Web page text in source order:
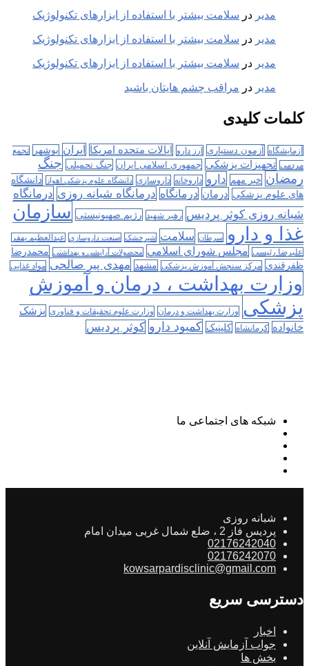
مدیر در سلامت بیشتر با استفاده از ابزارهای تکنولوژیک
مدیر در سلامت بیشتر با استفاده از ابزارهای تکنولوژیک
مدیر در سلامت بیشتر با استفاده از ابزارهای تکنولوژیک
مدیر در مراقب چشم هایتان باشید
کلمات کلیدی
آزمایشگاه آزمون دستیاری ارز دارو ایالات متحده امریکا ایران بوشهر
تجمع
مردمی تجهیزات پزشکی جمهوری اسلامی ایران جنگ تحمیلی جنگ
رمضان خبر مهم دارو داروخانه داروسازی دانشگاه علوم پزشکی اهواز
دانشگاه
های علوم پزشکی درمان درمانگاه درمانگاه شبانه روزی درمانگاه
شبانه روزی کوثر پردیس رهبر شهید رژیم صهیونیستی سازمان
غذا و دارو
سرطان سلامت شیرخشک صنعت داروسازی عبدالعظیم بهفر
علیرضا رئیسی مجلس شورای اسلامی محصولات آرایشی و بهداشتی محمدرضا
ظفرقندی مرکز سنجش آموزش پزشکی مشهد مهدی پیر صالحی مواد غذایی
وزارت بهداشت ، درمان و آموزش
پزشکی وزارت بهداشت و درمان وزارت علوم تحقیقات و فناوری پزشک
خانواده کرمانشاه کلینیک کمبود دارو کوثر پردیس
شبکه های اجتماعی ما
شبانه روزی
پردیس فاز 2 ، ضلع شمال غربی میدان امام
02176242040
02176242070
kowsarpardisclinic@gmail.com
دسترسی سریع
اخبار
جواب آزمایش آنلاین
بخش ها